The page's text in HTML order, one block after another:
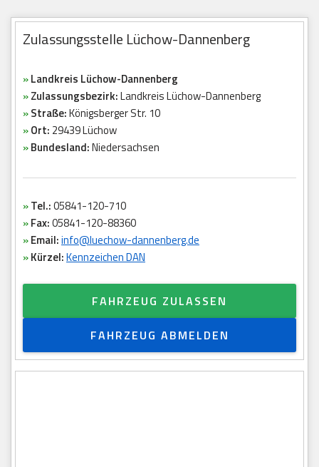
Zulassungsstelle Lüchow-Dannenberg
»Landkreis Lüchow-Dannenberg
»Zulassungsbezirk:Landkreis Lüchow-Dannenberg
»Straße:Königsberger Str. 10
»Ort: 29439 Lüchow
»Bundesland:Niedersachsen
»Tel.:05841-120-710
»Fax:05841-120-88360
»Email:info@luechow-dannenberg.de
»Kürzel:Kennzeichen DAN
FAHRZEUG ZULASSEN
FAHRZEUG ABMELDEN